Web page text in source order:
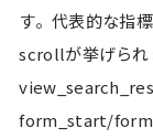
す。代表的な指
scrollが挙げられ
form_start/